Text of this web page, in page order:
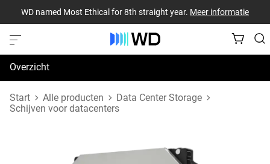
WD named Most Ethical for 8th straight year. Meer informatie
Overzicht
Specificaties
Start Alle producten
Data Center Storage
Schijven voor datacenters